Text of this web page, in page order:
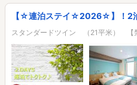
【☆連泊ステイ☆2026☆】！2
スタンダードツイン （21平米） 【